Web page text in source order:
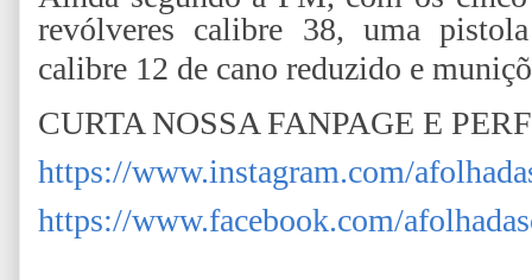
revólveres calibre 38, uma
calibre 12 de cano reduzido e
CURTA NOSSA FANPAGE E
https://www.instagram.com/
https://www.facebook.com/